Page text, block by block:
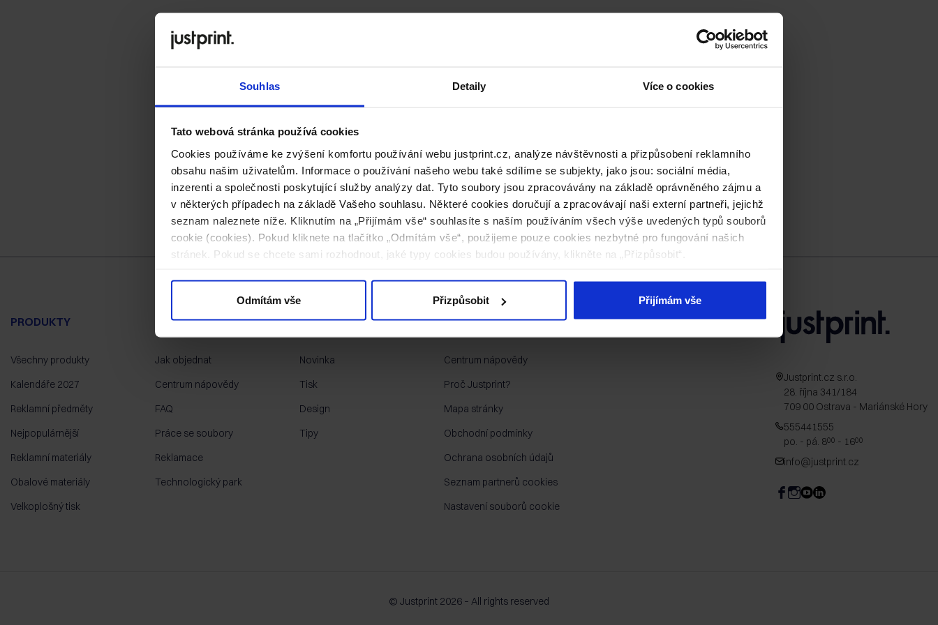
Souhlas Detaily Více o cookies
Tato webová stránka používá cookies
Cookies používáme ke zvýšení komfortu používání webu justprint.cz, analýze návštěvnosti a přizpůsobení reklamního
obsahu našim uživatelům. Informace o používání našeho webu také sdílíme se subjekty, jako jsou: sociální média,
inzerenti a společnosti poskytující služby analýzy dat. Tyto soubory jsou zpracovávány na základě oprávněného zájmu a
v některých případech na základě Vašeho souhlasu. Některé cookies doručují a zpracovávají naši externí partneři, jejichž
seznam naleznete níže. Kliknutím na „Přijímám vše“ souhlasíte s naším používáním všech výše uvedených typů souborů
cookie (cookies). Pokud kliknete na tlačítko „Odmítám vše“, použijeme pouze cookies nezbytné pro fungování našich
stránek. Pokud se chcete sami rozhodnout, jaké typy cookies budou používány, klikněte na „Přizpůsobit“.
Odmítám vše Přizpůsobit Přijímám vše
PRODUKTY
Všechny produkty
Kalendáře 2027
Reklamní předměty
Nejpopulárnější
Reklamní materiály
Obalové materiály
Velkoplošný tisk
PODPORA
Jak objednat
Centrum nápovědy
FAQ
Práce se soubory
Reklamace
Technologický park
BLOG
Novinka
Tisk
Design
Tipy
KONTAKT
Centrum nápovědy
Proč Justprint?
Mapa stránky
Obchodní podmínky
Ochrana osobních údajů
Seznam partnerů cookies
Nastavení souborů cookie
Justprint.cz s.r.o.
28. října 341/184
709 00 Ostrava - Mariánské Hory
555441555
po. - pá. 800 - 1600
info@justprint.cz
© Justprint 2026 – All rights reserved